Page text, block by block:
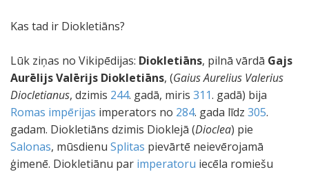
Kas tad ir Diokletiāns?
Lūk ziņas no Vikipēdijas: Diokletiāns, pilnā vārdā Gajs
Aurēlijs Valērijs Diokletiāns, (Gaius Aurelius Valerius
Diocletianus, dzimis 244. gadā, miris 311. gadā) bija
Romas impērijas imperators no 284. gada līdz 305.
gadam. Diokletiāns dzimis Dioklejā (Dioclea) pie
Salonas, mūsdienu Splitas pievārtē neievērojamā
ģimenē. Diokletiānu par imperatoru iecēla romiešu